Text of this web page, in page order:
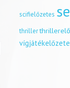
scifielőzetes
thriller